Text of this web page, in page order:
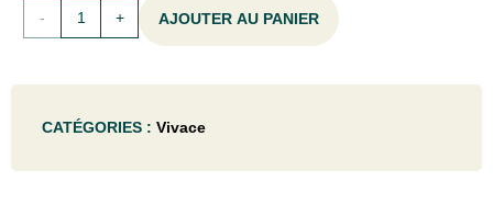
quantité
maritima
- P9
AJOUTER AU PANIER
CATÉGORIES : Vivace